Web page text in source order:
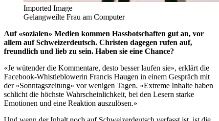
Imported Image
Gelangweilte Frau am Computer
Auf «sozialen» Medien kommen Hassbotschaften gut an, vor
allem auf Schweizerdeutsch. Christen dagegen rufen auf,
freundlich und lieb zu sein. Haben sie eine Chance?
«Je wütender die Kommentare, desto besser laufen sie», erklärt die
Facebook-Whistleblowerin Francis Haugen in einem Gespräch mit
der «Sonntagszeitung» vor wenigen Tagen. «Extreme Inhalte haben
schlicht die höchste Wahrscheinlichkeit, bei den Lesern starke
Emotionen und eine Reaktion auszulösen.»